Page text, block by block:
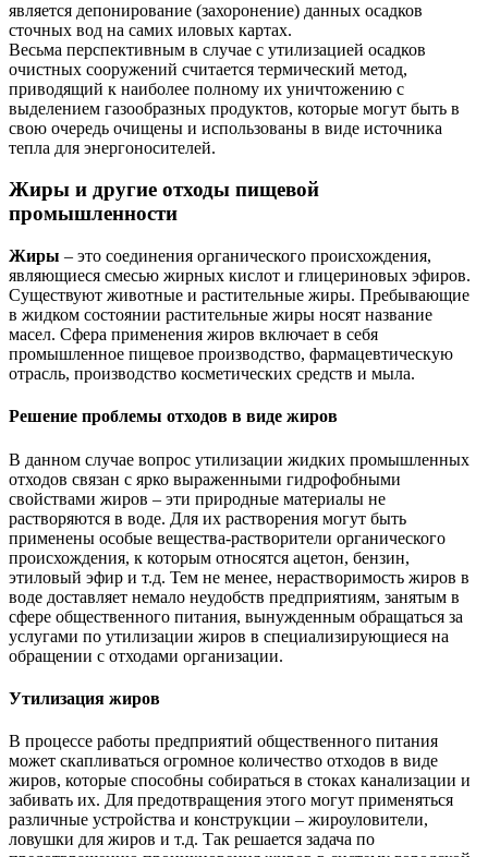
является депонирование (захоронение) данных осадков
сточных вод на самих иловых картах.
Весьма перспективным в случае с утилизацией осадков
очистных сооружений считается термический метод,
приводящий к наиболее полному их уничтожению с
выделением газообразных продуктов, которые могут быть в
свою очередь очищены и использованы в виде источника
тепла для энергоносителей.
Жиры и другие отходы пищевой
промышленности
Жиры – это соединения органического происхождения,
являющиеся смесью жирных кислот и глицериновых эфиров.
Существуют животные и растительные жиры. Пребывающие
в жидком состоянии растительные жиры носят название
масел. Сфера применения жиров включает в себя
промышленное пищевое производство, фармацевтическую
отрасль, производство косметических средств и мыла.
Решение проблемы отходов в виде жиров
В данном случае вопрос утилизации жидких промышленных
отходов связан с ярко выраженными гидрофобными
свойствами жиров – эти природные материалы не
растворяются в воде. Для их растворения могут быть
применены особые вещества-растворители органического
происхождения, к которым относятся ацетон, бензин,
этиловый эфир и т.д. Тем не менее, нерастворимость жиров в
воде доставляет немало неудобств предприятиям, занятым в
сфере общественного питания, вынужденным обращаться за
услугами по утилизации жиров в специализирующиеся на
обращении с отходами организации.
Утилизация жиров
В процессе работы предприятий общественного питания
может скапливаться огромное количество отходов в виде
жиров, которые способны собираться в стоках канализации и
забивать их. Для предотвращения этого могут применяться
различные устройства и конструкции – жироуловители,
ловушки для жиров и т.д. Так решается задача по